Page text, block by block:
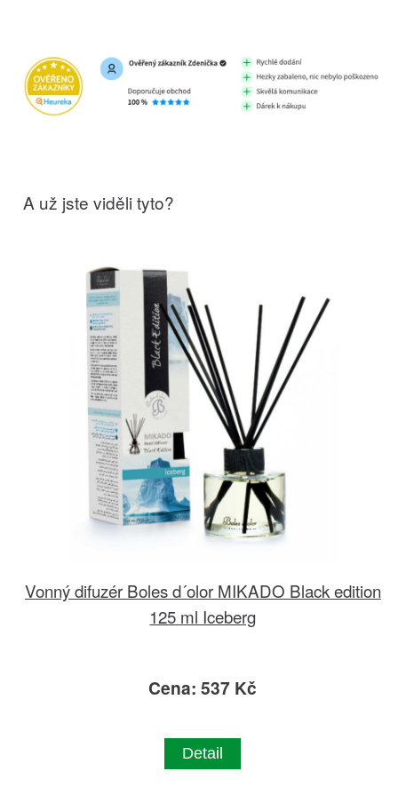
A už jste viděli tyto?
Vonný difuzér Boles d´olor MIKADO Black edition
125 ml Iceberg
Cena: 537 Kč
Detail